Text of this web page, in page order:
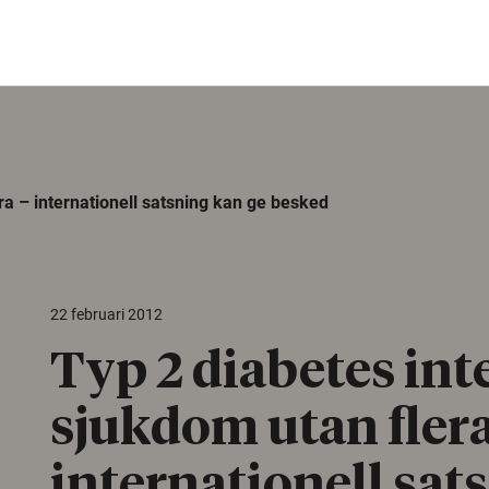
– internationell satsning kan ge besked
22 februari 2012
Typ 2 diabetes
sjukdom utan